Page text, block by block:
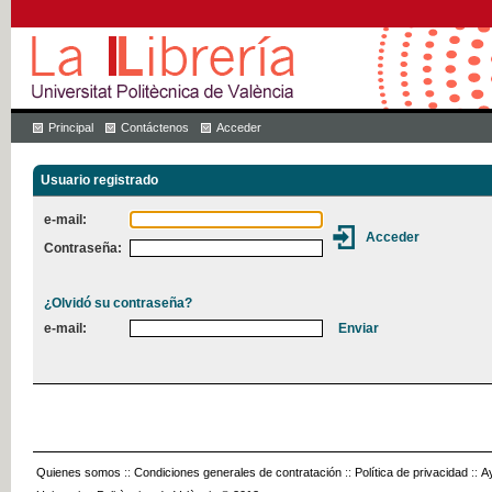
Principal Contáctenos Acceder
Usuario registrado
e-mail:
Contraseña:
¿Olvidó su contraseña?
e-mail:
Quienes somos :: Condiciones generales de contratación :: Política de privacidad ::